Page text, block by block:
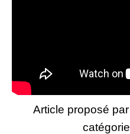
Article proposé par
catégorie